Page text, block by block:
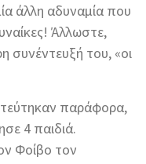
άλλη αδυναμία που
Άλλωστε,
συνέντευξή του, «οι
παράφορα,
4 παιδιά.
Φοίβο τον